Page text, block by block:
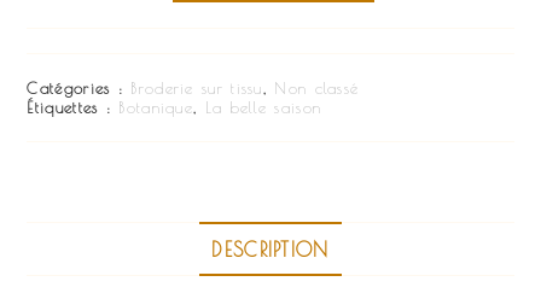
:
l'anémone
Catégories : Broderie sur tissu, Non classé
Étiquettes : Botanique, La belle saison
DESCRIPTION